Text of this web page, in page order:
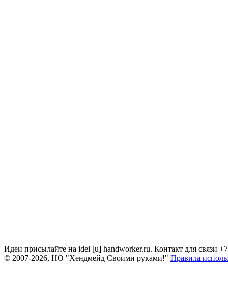
Идеи присылайте на idei [u] handworker.ru. Контакт для связи
© 2007-2026, НО "Хендмейд Своими руками!" Правила